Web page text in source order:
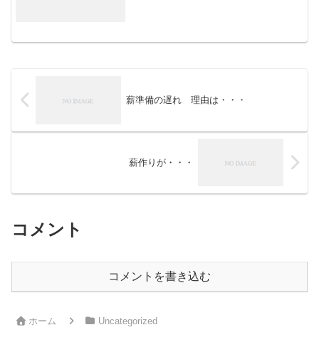
薪準備の遅れ 理由は・・・
薪作りが・・・
コメント
コメントを書き込む
ホーム Uncategorized